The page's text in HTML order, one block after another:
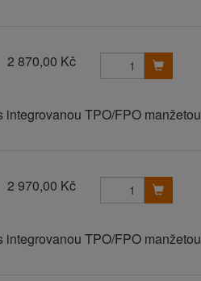
2 870,00 Kč
TPO/FPO manžetou
2 970,00 Kč
TPO/FPO manžetou